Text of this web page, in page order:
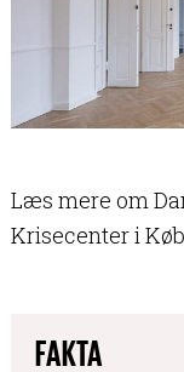
Læs mere om
Krisecenter i
FAKTA